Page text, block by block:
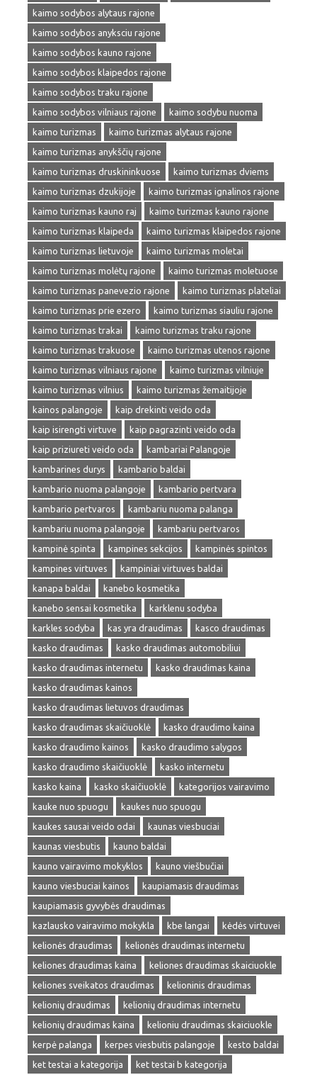
kaimo sodybos alytaus rajone
kaimo sodybos anyksciu rajone
kaimo sodybos kauno rajone
kaimo sodybos klaipedos rajone
kaimo sodybos traku rajone
kaimo sodybos vilniaus rajone
kaimo sodybu nuoma
kaimo turizmas
kaimo turizmas alytaus rajone
kaimo turizmas anykščių rajone
kaimo turizmas druskininkuose
kaimo turizmas dviems
kaimo turizmas dzukijoje
kaimo turizmas ignalinos rajone
kaimo turizmas kauno raj
kaimo turizmas kauno rajone
kaimo turizmas klaipeda
kaimo turizmas klaipedos rajone
kaimo turizmas lietuvoje
kaimo turizmas moletai
kaimo turizmas molėtų rajone
kaimo turizmas moletuose
kaimo turizmas panevezio rajone
kaimo turizmas plateliai
kaimo turizmas prie ezero
kaimo turizmas siauliu rajone
kaimo turizmas trakai
kaimo turizmas traku rajone
kaimo turizmas trakuose
kaimo turizmas utenos rajone
kaimo turizmas vilniaus rajone
kaimo turizmas vilniuje
kaimo turizmas vilnius
kaimo turizmas žemaitijoje
kainos palangoje
kaip drekinti veido oda
kaip isirengti virtuve
kaip pagrazinti veido oda
kaip priziureti veido oda
kambariai Palangoje
kambarines durys
kambario baldai
kambario nuoma palangoje
kambario pertvara
kambario pertvaros
kambariu nuoma palanga
kambariu nuoma palangoje
kambariu pertvaros
kampinė spinta
kampines sekcijos
kampinės spintos
kampines virtuves
kampiniai virtuves baldai
kanapa baldai
kanebo kosmetika
kanebo sensai kosmetika
karklenu sodyba
karkles sodyba
kas yra draudimas
kasco draudimas
kasko draudimas
kasko draudimas automobiliui
kasko draudimas internetu
kasko draudimas kaina
kasko draudimas kainos
kasko draudimas lietuvos draudimas
kasko draudimas skaičiuoklė
kasko draudimo kaina
kasko draudimo kainos
kasko draudimo salygos
kasko draudimo skaičiuoklė
kasko internetu
kasko kaina
kasko skaičiuoklė
kategorijos vairavimo
kauke nuo spuogu
kaukes nuo spuogu
kaukes sausai veido odai
kaunas viesbuciai
kaunas viesbutis
kauno baldai
kauno vairavimo mokyklos
kauno viešbučiai
kauno viesbuciai kainos
kaupiamasis draudimas
kaupiamasis gyvybės draudimas
kazlausko vairavimo mokykla
kbe langai
kėdės virtuvei
kelionės draudimas
kelionės draudimas internetu
keliones draudimas kaina
keliones draudimas skaiciuokle
keliones sveikatos draudimas
kelioninis draudimas
kelionių draudimas
kelionių draudimas internetu
kelionių draudimas kaina
kelioniu draudimas skaiciuokle
kerpė palanga
kerpes viesbutis palangoje
kesto baldai
ket testai a kategorija
ket testai b kategorija